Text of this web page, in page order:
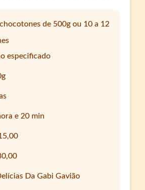
de 500g ou 10 a 12
especificado
e 20 min
Da Gabi Gavião